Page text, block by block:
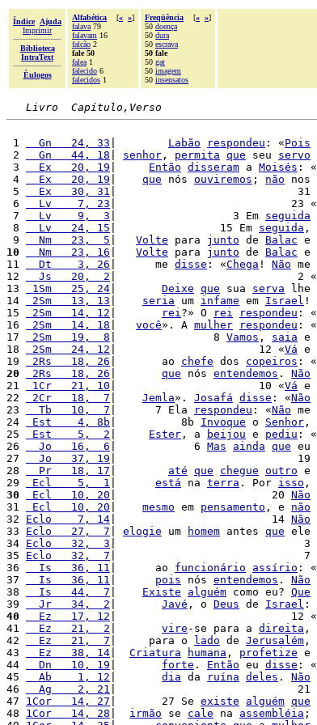
Índice
Ajuda
Imprimir
Biblioteca
IntraText
Èulogos
Alfabética [« »]
falava 79
falavam 16
falcão 2
fale 50
falea 1
falecido 6
falecidos 1
Freqüência [« »]
50 doença
50 dura
50 escrava
50 fale
50 gat
50 imagem
50 insensatos
Livro  Capítulo,Verso
1
  Gn   24, 33
Labão respondeu : «Pois
2
  Gn   44, 18
senhor , permita que seu servo
3
  Ex   20, 19
Então disseram a Moisés : «
4
  Ex   20, 19
que nós ouviremos ; não nos
5
  Ex   30, 31
|                            31
6
  Lv    7, 23
|                           23 «
7
  Lv    9,  3
|                  3 Em seguida
8
  Lv   24, 15
|                15 Em seguida ,
9
  Nm   23,  5
Volte para junto de Balac e
10
  Nm   23, 16
Volte para junto de Balac e
11
  Dt    3, 26
|      me disse : «Chega ! Não me
12
  Js   20,  2
|                            2 «
13
1Sm   25, 24 Deixe que sua serva lhe
14
2Sm   13, 13 seria um infame em Israel !
15
2Sm   14, 12 rei?» O rei respondeu : «
16
2Sm   14, 18 você». A mulher respondeu : «
17
2Sm   19,  8 |               8 Vamos , saia e
18
2Sm   24, 12 |                      12 «Vá e
19
2Rs   18, 26 |       ao chefe dos copeiros : «
20
2Rs   18, 26 que nós entendemos . Não
21
1Cr   21, 10 |                      10 «Vá e
22
2Cr   18,  7 Jemla». Josafá disse : «Não
23
  Tb   10,  7
|      7 Ela respondeu : «Não me
24
Est    4, 8b |          8b Invoque o Senhor ,
25
Est    5,  2 Ester , a beijou e pediu : «
26
  Jo   16,  6
|            6 Mas ainda que eu
27
  Jo   37, 19
|                            19
28
  Pr   18, 17
até que chegue outro e
29
Ecl    5,  1 está na terra . Por isso ,
30
Ecl   10, 20 |                        20 Não
31
Ecl   10, 20 mesmo em pensamento , e não
32 Eclo    7, 14 |                        14 Não
33 Eclo   27,  7 elogie um homem antes que ele
34 Eclo   32,  3 |                             3
35 Eclo   32,  7 |                             7
36
  Is   36, 11
|      ao funcionário assírio : «
37
  Is   36, 11
pois nós entendemos . Não
38
  Is   44,  7
Existe alguém como eu? Que
39
  Jr   34,  2
Javé , o Deus de Israel :
40
  Ez   17, 12
|                           12 «
41
  Ez   21,  2
vire -se para a direita ,
42
  Ez   21,  7
|     para o lado de Jerusalém ,
43
  Ez   38, 14
Criatura humana , profetize e
44
  Dn   10, 19
forte . Então eu disse : «
45
  Ab    1, 12
dia da ruína deles . Não
46
  Ag    2, 21
|                            21
47 1Cor   14, 27 |       27 Se existe alguém que
48 1Cor   14, 28 irmão se cale na assembléia ;